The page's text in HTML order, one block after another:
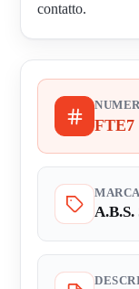
contatto.
FTE7
MARCA
A.B.S.